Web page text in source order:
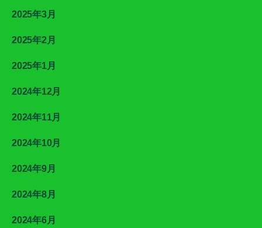
2025年3月
2025年2月
2025年1月
2024年12月
2024年11月
2024年10月
2024年9月
2024年8月
2024年6月